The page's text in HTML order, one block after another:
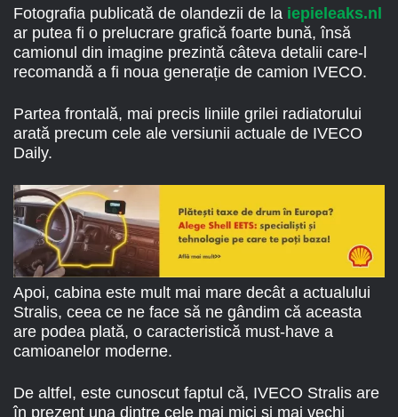
Fotografia publicată de olandezii de la iepieleaks.nl
ar putea fi o prelucrare grafică foarte bună, însă
camionul din imagine prezintă câteva detalii care-l
recomandă a fi noua generație de camion IVECO.
Partea frontală, mai precis liniile grilei radiatorului
arată precum cele ale versiunii actuale de IVECO
Daily.
Apoi, cabina este mult mai mare decât a actualului
Stralis, ceea ce ne face să ne gândim că aceasta
are podea plată, o caracteristică must-have a
camioanelor moderne.
De altfel, este cunoscut faptul că, IVECO Stralis are
în prezent una dintre cele mai mici și mai vechi